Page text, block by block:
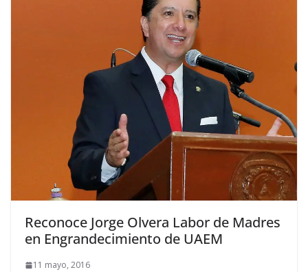
Reconoce Jorge Olvera Labor de Madres
en Engrandecimiento de UAEM
11 mayo, 2016